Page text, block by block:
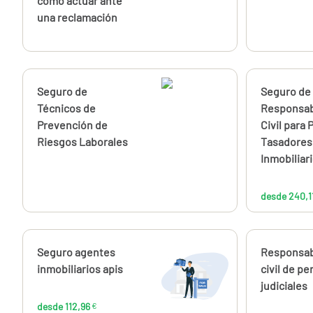
una reclamación
Calcúlalo ahora
Seguro de
Técnicos de
Prevención de
Riesgos Laborales
Calcúlalo
Seguro de
Civil para
Tasadores
desde
Calcúlalo ahora
Seguro agentes
inmobiliarios apis
desde 112,96 €
112,96 €
Calcúlalo
civil de
judiciales